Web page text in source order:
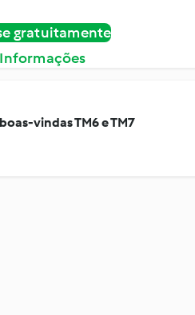
gratuitamente
vindas TM6 e TM7